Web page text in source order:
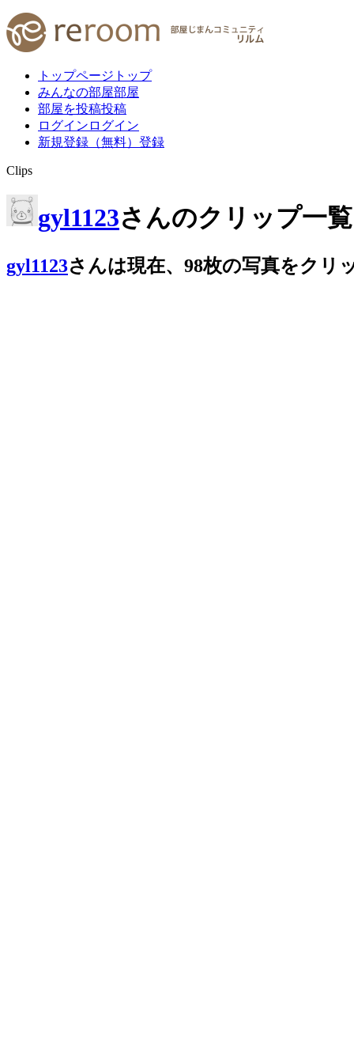
トップページ トップ
みんなの部屋部屋
部屋を投稿投稿
ログイン ログイン
新規登録（無料） 登録
Clips
gyl1123さんのクリップ一覧
gyl1123さんは現在、 98枚の写真をクリ